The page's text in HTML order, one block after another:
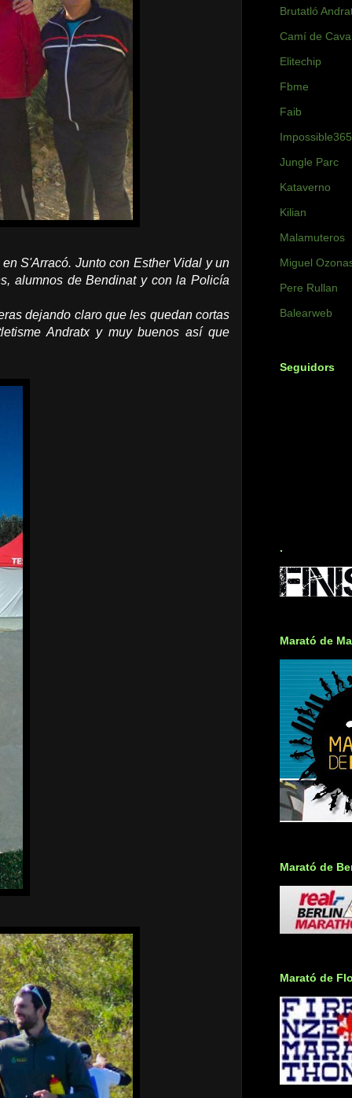
S'Arracó. Junto con Esther Vidal y un
alumnos de Bendinat y con la Policía
dejando claro que les quedan cortas
Andratx y muy buenos así que
Brutatló
Camí de
Elitechip
Fbme
Faib
Impossible365
Jungle Parc
Kataverno
Kilian
Malamuteros
Miguel
Pere Rullan
Balearweb
Seguidors
.
Marató de
Marató de
Marató de